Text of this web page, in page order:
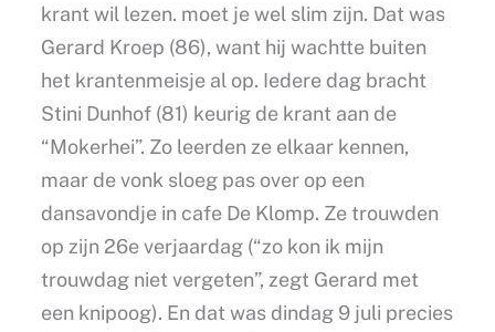
krant wil lezen. moet je wel slim zijn. Dat was
Gerard Kroep (86), want hij wachtte buiten
het krantenmeisje al op. Iedere dag bracht
Stini Dunhof (81) keurig de krant aan de
“Mokerhei”. Zo leerden ze elkaar kennen,
maar de vonk sloeg pas over op een
dansavondje in cafe De Klomp. Ze trouwden
op zijn 26e verjaardag (“zo kon ik mijn
trouwdag niet vergeten”, zegt Gerard met
een knipoog). En dat was dindag 9 juli precies